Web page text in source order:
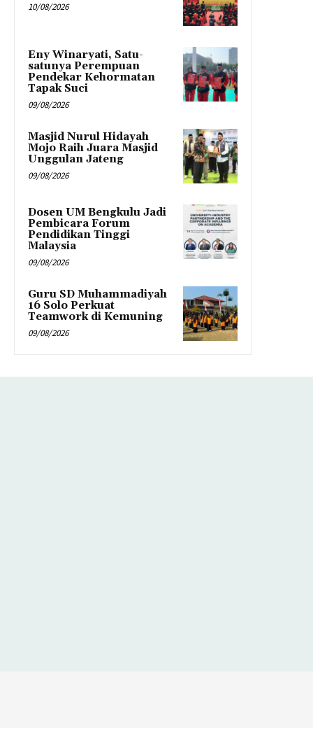
10/08/2026
Eny Winaryati, Satu-
satunya Perempuan
Pendekar Kehormatan
Tapak Suci
09/08/2026
Masjid Nurul Hidayah
Mojo Raih Juara Masjid
Unggulan Jateng
09/08/2026
Dosen UM Bengkulu Jadi
Pembicara Forum
Pendidikan Tinggi
Malaysia
09/08/2026
Guru SD Muhammadiyah
16 Solo Perkuat
Teamwork di Kemuning
09/08/2026